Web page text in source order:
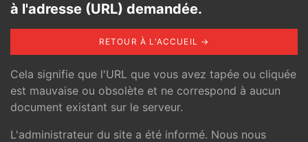
à l'adresse (URL) demandée.
RETOUR À L'ACCUEIL →
Cela signifie que l'URL que vous avez tapée ou cliquée
est mauvaise ou obsolète et ne correspond à aucun
document existant sur le serveur.
L'administrateur du site a été informé. Nous nous